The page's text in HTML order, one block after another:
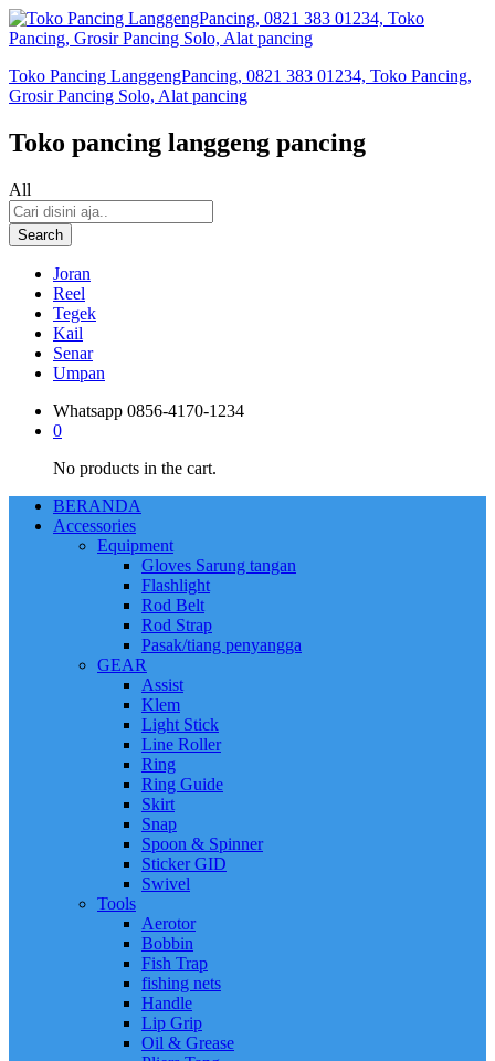
Toko Pancing LanggengPancing, 0821 383 01234, Toko Pancing,
Grosir Pancing Solo, Alat pancing
Toko pancing langgeng pancing
All
Search
Joran
Reel
Tegek
Kail
Senar
Umpan
Whatsapp 0856-4170-1234
0
No products in the cart.
BERANDA
Accessories
Equipment
Gloves Sarung tangan
Flashlight
Rod Belt
Rod Strap
Pasak/tiang penyangga
GEAR
Assist
Klem
Light Stick
Line Roller
Ring
Ring Guide
Skirt
Snap
Spoon & Spinner
Sticker GID
Swivel
Tools
Aerotor
Bobbin
Fish Trap
fishing nets
Handle
Lip Grip
Oil & Grease